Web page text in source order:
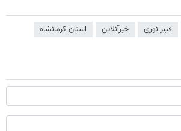
فیبر نوری خبرآنلاین استان کرمانشاه